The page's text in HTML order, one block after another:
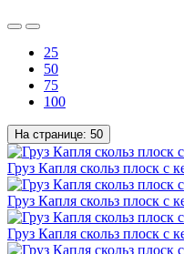
25
50
75
100
На странице: 50
Груз Капля скольз плоск с
Груз Капля скольз плоск с
Груз Капля скольз плоск с